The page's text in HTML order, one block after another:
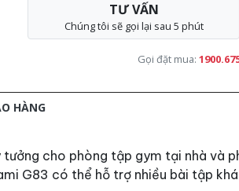
TƯ VẤN
Chúng tôi sẽ gọi lại sau 5 phút
Gọi đặt mua:
HÀNG
tưởng cho phòng tập gym tại nhà và
G83 có thể hỗ trợ nhiều bài tập